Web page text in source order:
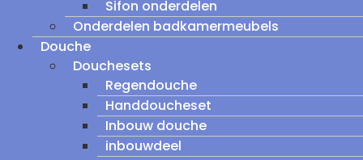
Sifon onderdelen
Onderdelen badkamermeubels
Douche
Douchesets
Regendouche
Handdoucheset
Inbouw douche
inbouwdeel